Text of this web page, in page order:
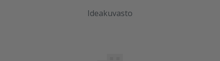
Ideakuvasto